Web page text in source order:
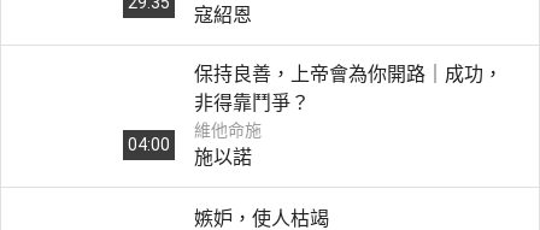
寇紹恩
04:00
保持良善，上帝會為你開路｜成功，
非得靠鬥爭？
維他命施
施以諾
嫉妒，使人枯竭